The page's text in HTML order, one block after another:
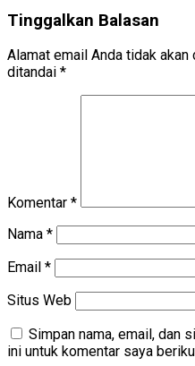
Tinggalkan Balasan
Alamat email Anda tidak akan
ditandai *
Komentar *
Nama *
Email *
Situs Web
Simpan nama, email, dan
ini untuk komentar saya